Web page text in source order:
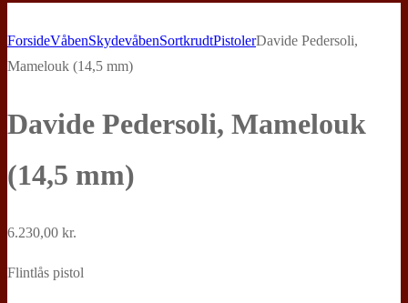
ForsideVåbenSkydevåbenSortkrudtPistolerDavide Pedersoli,
Mamelouk (14,5 mm)
Davide Pedersoli, Mamelouk
(14,5 mm)
6.230,00 kr.
Flintlås pistol